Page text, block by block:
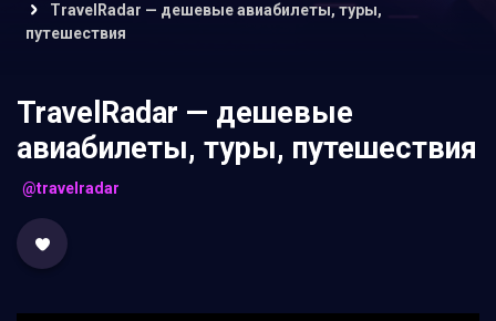
TravelRadar — дешевые авиабилеты, туры,
путешествия
TravelRadar — дешевые
авиабилеты, туры, путешествия
@travelradar